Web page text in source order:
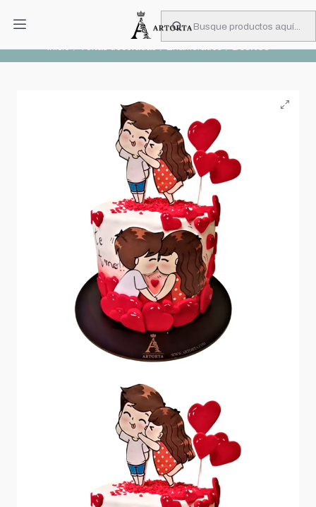
PIDA CON MUCHA ANTICIPACIÓN
Inicio Tortas decoradas Enamorados Besitos